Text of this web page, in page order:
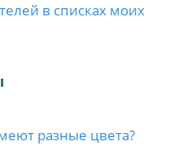
в списках моих
разные цвета?